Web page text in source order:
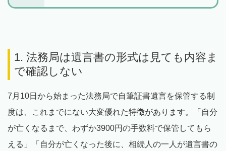
1. 法務局は遺言書の形式は見ても内容ま
で確認しない
7月10日から始まった法務局で自筆証書遺言を保管する制
度は、これまでにない大変優れた特徴があります。「自分
が亡くなるまで、わずか3900円の手数料で保管してもら
える」「自分が亡くなった後に、相続人の一人が遺言書の